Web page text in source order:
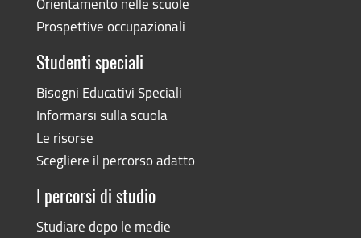
Prospettive occupazionali
Studenti speciali
Bisogni Educativi Speciali
Informarsi sulla scuola
Le risorse
Scegliere il percorso adatto
I percorsi di studio
Studiare dopo le medie